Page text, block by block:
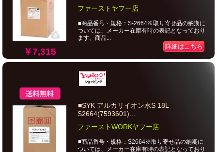
￥7,315
ファーストヤフー店
■商品番号・規格：S-2664※取り寄せ品の納期に
ついては、メーカー在庫有時の表記となっており
ます。商品...
詳細はこちら
■SYK アルカリイオン水S 18L
S2664(7593601)...
ファーストWORKヤフー店
■商品番号・規格：S2664※取り寄せ品の納期に
ついては、メーカー在庫有時の表記となっており